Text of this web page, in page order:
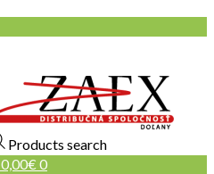
0,00€ 0
Products search